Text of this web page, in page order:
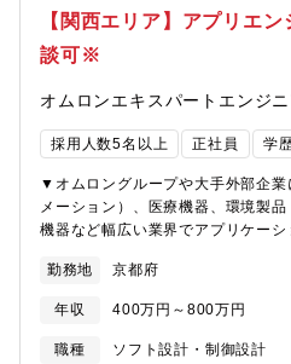
きます。■技術的挑戦と最先端技術
生成AI、AIエージェント・マルチエ
れている技術に挑戦できます。・こ
自身のキャリア開発・スキルアッ
リアと成長の機会があります・技
自身のキャリア形成・成長の機会を
る人物像】■チームワーキングに喜
味を持ち、チャレンジしていく方■
格付け…安全性、健全性を示す格
資情報センターA、スタンダード＆
る格付けを取得しています。【現在
ラスであると同時に、世界から注目
を持つエリアでお客様と共に成長
となっております。当行の一番の
な財政基盤であり、銀行に求めら
お客様に多様なソリューションを
起こしていきます。2023年10月に
立、さらに他社の買収など、グル
【定年】定年60歳 （定年再雇用
【関西エリア】アプリエ
談可※
オムロンエキスパートエンジ
採用人数5名以上 正社員 学
▼オムロングループや大手外部企業
メーション）、医療機器、環境製
機器など幅広い業界でアプリケー
設計、コーディング、プログラミ
定です。配属後もオムロングルー
アから技術面でのお困りごとやキ
等、サポート体制も充実していま
勤務地 京都府
年収 400万円～800万円
職種
ソフト設計・制御設計